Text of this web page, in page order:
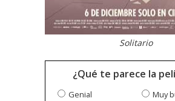
Solitario
¿Qué te parece la
Genial
Muy